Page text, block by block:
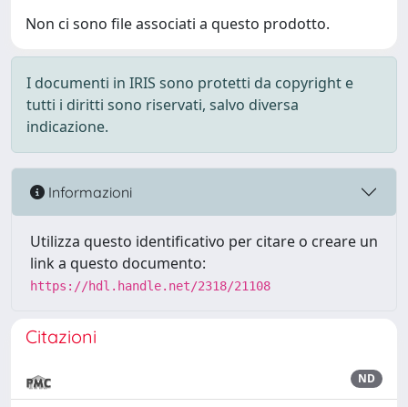
Non ci sono file associati a questo prodotto.
I documenti in IRIS sono protetti da copyright e
tutti i diritti sono riservati, salvo diversa
indicazione.
Informazioni
Utilizza questo identificativo per citare o creare un
link a questo documento:
https://hdl.handle.net/2318/21108
Citazioni
ND